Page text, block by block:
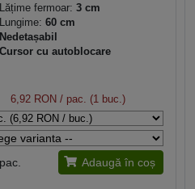
Lățime fermoar: 3 cm
Lungime: 60 cm
Nedetașabil
Cursor cu autoblocare
6,92 RON / pac. (1 buc.)
pac. Adaugă în coș